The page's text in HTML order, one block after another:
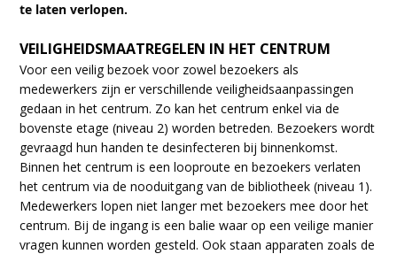
te laten verlopen.
VEILIGHEIDSMAATREGELEN IN HET CENTRUM
Voor een veilig bezoek voor zowel bezoekers als
medewerkers zijn er verschillende veiligheidsaanpassingen
gedaan in het centrum. Zo kan het centrum enkel via de
bovenste etage (niveau 2) worden betreden. Bezoekers wordt
gevraagd hun handen te desinfecteren bij binnenkomst.
Binnen het centrum is een looproute en bezoekers verlaten
het centrum via de nooduitgang van de bibliotheek (niveau 1).
Medewerkers lopen niet langer met bezoekers mee door het
centrum. Bij de ingang is een balie waar op een veilige manier
vragen kunnen worden gesteld. Ook staan apparaten zoals de